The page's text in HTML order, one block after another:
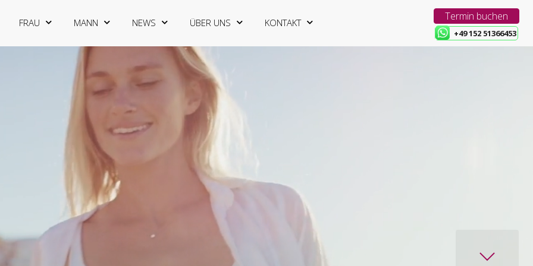
FRAU MANN NEWS ÜBER UNS KONTAKT
Termin buchen
+49 152 51366453